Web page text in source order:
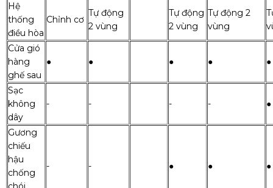
Hệ
thống
điều hòa
Chỉnh cơ
Tự động
2 vùng
Tự động
2 vùng
Tự động 2
vùng
Cửa gió
hàng
ghế sau
● ● ● ● ●
Sạc
không
dây
- - - - ●
Gương
chiếu
hậu
chống
- - ● ● ●